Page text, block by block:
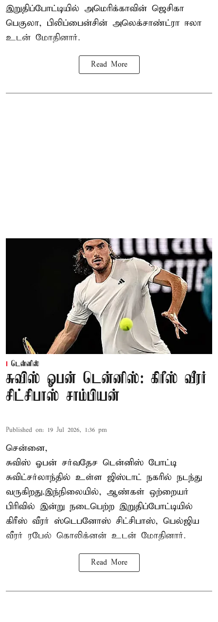
இறுதிப்போட்டியில் அமெரிக்காவின் ஜெசிகா
பெகுலா, பிலிப்பைன்சின் அலெக்சாண்ட்ரா ஈலா
உடன் மோதினார்.
Read More
டென்னிஸ்
சுவிஸ் ஓபன் டென்னிஸ்: கிரீஸ் வீரர்
சிட்சிபாஸ் சாம்பியன்
Published on: 19 Jul 2026, 1:36 pm
சென்னை,
சுவிஸ் ஓபன் சர்வதேச டென்னிஸ் போட்டி
சுவிட்சர்லாந்தில் உள்ள ஜிஸ்டாட் நகரில் நடந்து
வருகிறது.இந்நிலையில், ஆண்கள் ஒற்றையர்
பிரிவில் இன்று நடைபெற்ற இறுதிப்போட்டியில்
கிரீஸ் வீரர் ஸ்டெபனோஸ் சிட்சிபாஸ், பெல்ஜிய
வீரர் ரபேல் கொலிக்னன் உடன் மோதினார்.
Read More